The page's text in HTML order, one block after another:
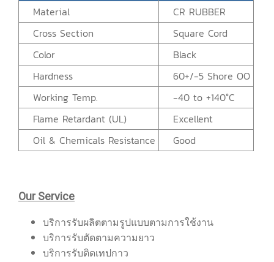
Material
CR RUBBER
Cross Section
Square Cord
Color
Black
Hardness
60+/-5 Shore OO
Working Temp.
-40 to +140°C
Flame Retardant (UL)
Excellent
Oil & Chemicals Resistance
Good
Our Service
บริการรับผลิตตามรูปแบบตามการใช้งาน
บริการรับตัดตามความยาว
บริการรับติดเทปกาว